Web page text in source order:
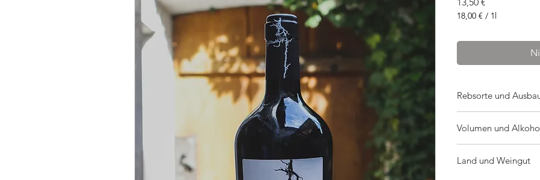
18,00 € / 1l
pro
Liter
Rebsorte und
Volumen und
Land und Weingut